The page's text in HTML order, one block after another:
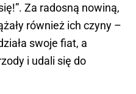
Za radosną nowiną,
również ich czyny –
swoje fiat, a
i udali się do